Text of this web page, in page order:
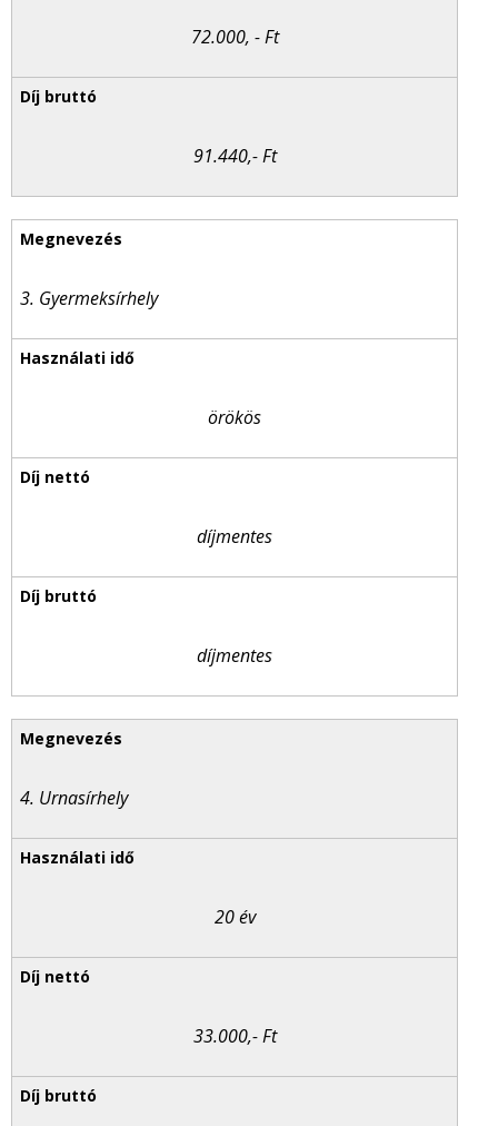
72.000, - Ft
91.440,- Ft
3. Gyermeksírhely
örökös
díjmentes
díjmentes
4. Urnasírhely
20 év
33.000,- Ft